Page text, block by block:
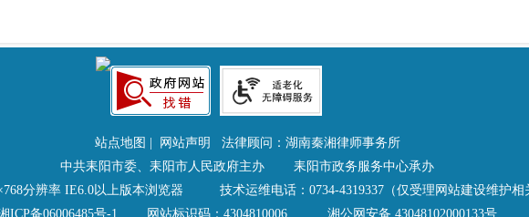
站点地图 网站声明 法律顾问：湖南秦湘律师事务所
中共耒阳市委、耒阳市人民政府主办 耒阳市政务服务中心承办
分辨率 IE6.0以上版本浏览器 技术运维电话：0734-4319337（仅受理网站建设维护相
ICP备06006485号-1
网站标识码：4304810006 湘公网安备 43048102000133号